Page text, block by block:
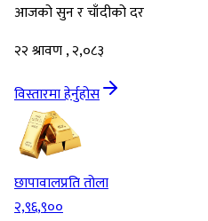
आजको सुन र चाँदीको दर
२२ श्रावण , २,०८३
विस्तारमा हेर्नुहोस
छापावालप्रति तोला
२,९६,९००